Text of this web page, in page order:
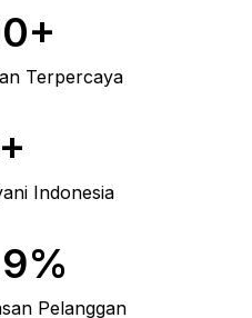
Terpercaya
Indonesia
Pelanggan